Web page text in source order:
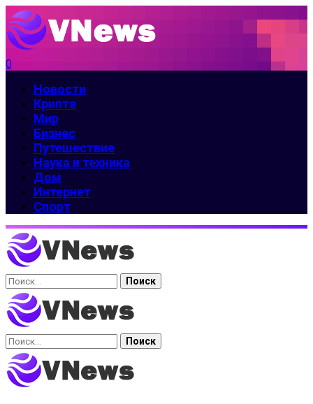
0
Новости
Крипта
Мир
Бизнес
Путешествие
Наука и техника
Дом
Интернет
Спорт
Найти:
Найти: